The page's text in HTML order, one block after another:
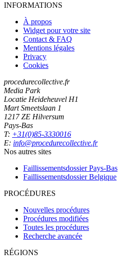
INFORMATIONS
À propos
Widget pour votre site
Contact & FAQ
Mentions légales
Privacy
Cookies
procedurecollective.fr
Media Park
Locatie Heideheuvel H1
Mart Smeetslaan 1
1217 ZE Hilversum
Pays-Bas
T: +31(0)85-3330016
E: info@procedurecollective.fr
Nos autres sites
Faillissementsdossier Pays-Bas
Faillissementsdossier Belgique
PROCÉDURES
Nouvelles procédures
Procédures modifiées
Toutes les procédures
Recherche avancée
RÉGIONS